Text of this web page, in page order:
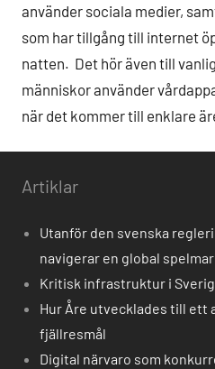
använder sociala medier,
som har tillgång till internet
natten. Det hör även till
människor använder
när det kommer till enklare
Artiklar
Utanför den svenska
navigerar en global
Kritisk infrastruktur i
Hur Åre utvecklades till ett
fjällresmål
Digital närvaro som